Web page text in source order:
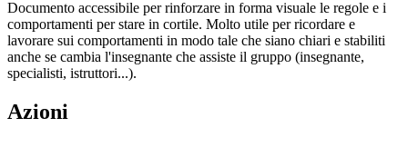
Documento accessibile per rinforzare in forma visuale le regole e i
comportamenti per stare in cortile. Molto utile per ricordare e
lavorare sui comportamenti in modo tale che siano chiari e stabiliti
anche se cambia l'insegnante che assiste il gruppo (insegnante,
specialisti, istruttori...).
Azioni